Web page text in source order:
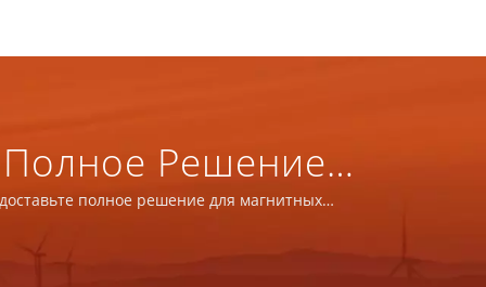
Полное Решение
В
полное решение для магнитных